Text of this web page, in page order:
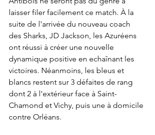
laisser filer facilement ce match. À la
suite de l'arrivée du nouveau coach
des Sharks, JD Jackson, les Azuréens
ont réussi à créer une nouvelle
dynamique positive en echaînant les
victoires. Néanmoins, les bleus et
blancs restent sur 3 défaites de rang
dont 2 à l'extérieur face à Saint-
Chamond et Vichy, puis une à domicile
contre Orléans.